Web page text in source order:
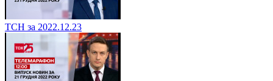
ТСН за 2022.12.23